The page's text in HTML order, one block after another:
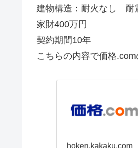
建物構造：耐火なし 耐
家財400万円
契約期間10年
こちらの内容で価格
hoken.kakaku.com